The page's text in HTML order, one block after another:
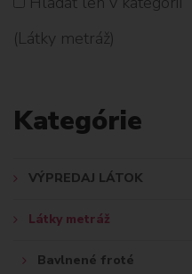
D
(Látky metráž)
Kategórie
VÝPREDAJ LÁTOK
Látky metráž
Bavlnené froté